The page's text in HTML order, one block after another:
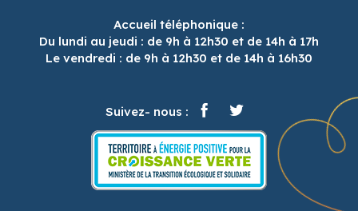
Accueil téléphonique :
Du lundi au jeudi : de 9h à 12h30 et de 14h à 17h
Le vendredi : de 9h à 12h30 et de 14h à 16h30
Suivez- nous :